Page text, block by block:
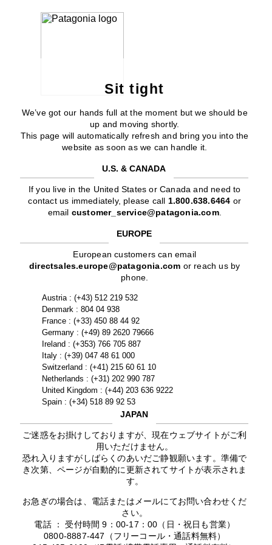
Sit tight
We’ve got our hands full at the moment but we should be
up and moving shortly.
This page will automatically refresh and bring you into the
website as soon as we can handle it.
U.S. & CANADA
If you live in the United States or Canada and need to
contact us immediately, please call 1.800.638.6464 or
email customer_service@patagonia.com.
EUROPE
European customers can email
directsales.europe@patagonia.com or reach us by
phone.
Austria : (+43) 512 219 532
Denmark : 804 04 938
France : (+33) 450 88 44 92
Germany : (+49) 89 2620 79666
Ireland : (+353) 766 705 887
Italy : (+39) 047 48 61 000
Switzerland : (+41) 215 60 61 10
Netherlands : (+31) 202 990 787
United Kingdom : (+44) 203 636 9222
Spain : (+34) 518 89 92 53
JAPAN
ご迷惑をお掛けしておりますが、現在ウェブサイトがご利
用いただけません。
恐れ入りますがしばらくのあいだご静観願います。準備で
き次第、ページが自動的に更新されてサイトが表示されま
す。
お急ぎの場合は、電話またはメールにてお問い合わせくだ
さい。
電話 ： 受付時間 9：00-17：00（日・祝日も営業）
0800-8887-447（フリーコール・通話料無料）